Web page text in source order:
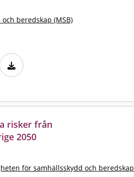
beredskap (MSB)
risker från
2050
för samhällsskydd och beredskap